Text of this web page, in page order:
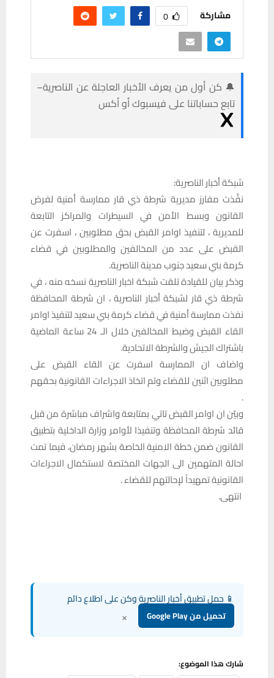
مشاركة 0
🔔 كن أول من يعرف الأخبار العاجلة عن الناصرية–
تابع حساباتنا على فيسبوك أو أكس
شبكة أخبار الناصرية:
نفَّذت مفارز مديرية شرطة ذي قار ممارسة أمنية لفرض
القانون وبسط الأمن في السيطرات والمراكز التابعة
للمديرية ، لتنفيذ اوامر القبض بحق مطلوبين ، اسفرت عن
القبض على عدد من المخالفين والمطلوبين في قضاء
كرمة بني سعيد جنوب مدينة الناصرية.
وذكر بيان للقيادة تلقت شبكة اخبار الناصرية نسخه منه ، في
شرطة ذي قار لشبكة أخبار الناصرية ، ان شرطة المحافظة
نفذت ممارسة أمنية في قضاء كرمة بني سعيد لتنفيذ اوامر
القاء القبض وضبط المخالفين خلال الـ 24 ساعة الماضية
باشتراك الجيش والشرطة الاتحادية.
واضاف ان الممارسة اسفرت عن القاء القبض على
مطلوبين اثنين للقضاء وتم اتخاذ الاجراءات القانونية بحقهم
.
وبيّن ان اوامر القبض تاتي بمتابعة واشراف مباشرة من قبل
قائد شرطة المحافظة وتنفيذا لأوامر وزارة الداخلية بتطبيق
القانون ضمن خطة الامنية الخاصة بشهر رمضان، فيما تمت
احالة المتهمين الى الجهات المختصة لاستكمال الاجراءات
القانونية تمهيداً لإحالتهم للقضاء .
انتهى.‏
📱 حمل تطبيق أخبار الناصرية وكن على اطلاع دائم
تحميل من Google Play ×
شارك هذا الموضوع: